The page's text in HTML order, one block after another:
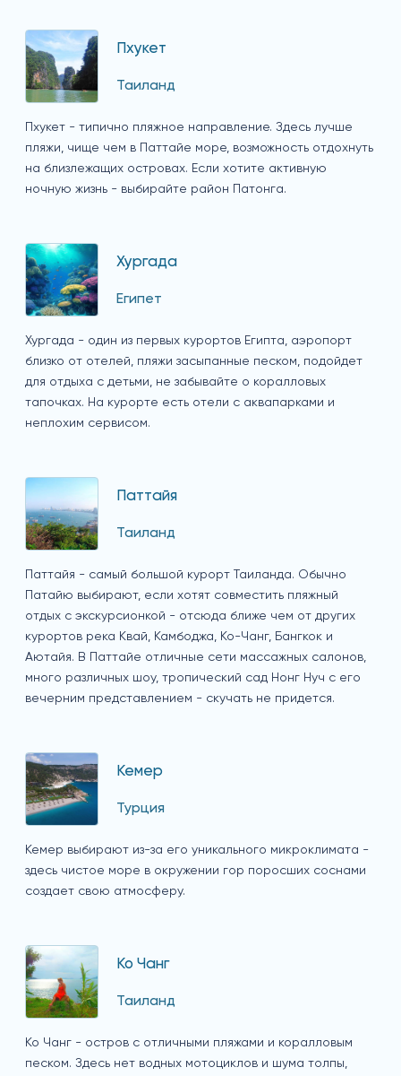
Пхукет
Таиланд
Пхукет - типично пляжное направление. Здесь лучше
пляжи, чище чем в Паттайе море, возможность отдохнуть
на близлежащих островах. Если хотите активную
ночную жизнь - выбирайте район Патонга.
Хургада
Египет
Хургада - один из первых курортов Египта, аэропорт
близко от отелей, пляжи засыпанные песком, подойдет
для отдыха с детьми, не забывайте о коралловых
тапочках. На курорте есть отели с аквапарками и
неплохим сервисом.
Паттайя
Таиланд
Паттайя - самый большой курорт Таиланда. Обычно
Патайю выбирают, если хотят совместить пляжный
отдых с экскурсионкой - отсюда ближе чем от других
курортов река Квай, Камбоджа, Ко-Чанг, Бангкок и
Аютайя. В Паттайе отличные сети массажных салонов,
много различных шоу, тропический сад Нонг Нуч с его
вечерним представлением - скучать не придется.
Кемер
Турция
Кемер выбирают из-за его уникального микроклимата -
здесь чистое море в окружении гор поросших соснами
создает свою атмосферу.
Ко Чанг
Таиланд
Ко Чанг - остров с отличными пляжами и коралловым
песком. Здесь нет водных мотоциклов и шума толпы,